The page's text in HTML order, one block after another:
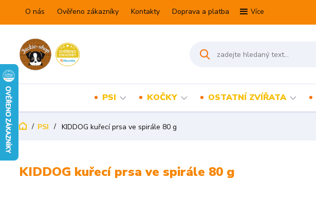
O nás Ověřeno zákazníky Kontakty Doprava a platba Více
PSI KOČKY OSTATNÍ ZVÍŘATA
PSI KIDDOG kuřecí prsa ve spirále 80 g
KIDDOG kuřecí prsa ve spirále 80 g